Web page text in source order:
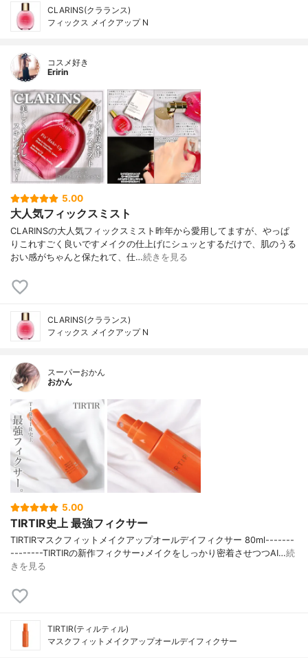
CLARINS(クラランス)
フィックス メイクアップ N
コスメ好き
Eririn
5.00
大人気フィックスミスト
CLARINSの大人気フィックスミスト昨年から愛用してますが、やっぱ
りこれすごく良いですメイクの仕上げにシュッとするだけで、肌のうる
おい感がちゃんと保たれて、仕…続きを見る
CLARINS(クラランス)
フィックス メイクアップ N
スーパーおかん
おかん
5.00
TIRTIR史上 最強フィクサー
TIRTIRマスクフィットメイクアップオールデイフィクサー 80ml-------
--------TIRTIRの新作フィクサー♪メイクをしっかり密着させつつAI…続
きを見る
TIRTIR(ティルティル)
マスクフィットメイクアップオールデイフィクサー